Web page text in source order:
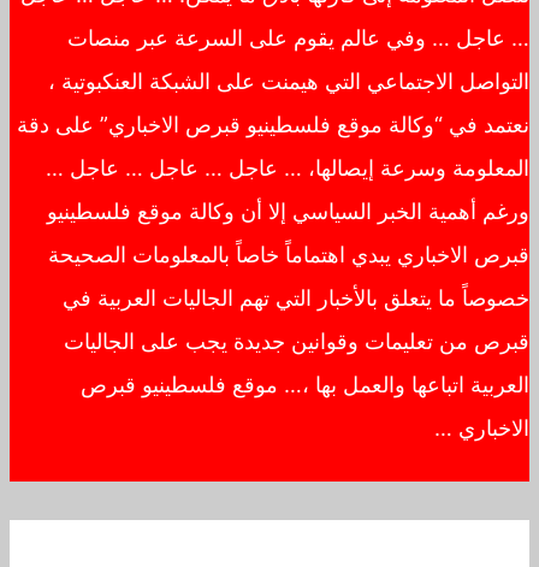
… عاجل … وفي عالم يقوم على السرعة عبر منصات
التواصل الاجتماعي التي هيمنت على الشبكة العنكبوتية ،
نعتمد في “وكالة موقع فلسطينيو قبرص الاخباري” على دقة
المعلومة وسرعة إيصالها، … عاجل … عاجل … عاجل …
ورغم أهمية الخبر السياسي إلا أن وكالة موقع فلسطينيو
قبرص الاخباري يبدي اهتماماً خاصاً بالمعلومات الصحيحة
خصوصاً ما يتعلق بالأخبار التي تهم الجاليات العربية في
قبرص من تعليمات وقوانين جديدة يجب على الجاليات
العربية اتباعها والعمل بها ،… موقع فلسطينيو قبرص
الاخباري …